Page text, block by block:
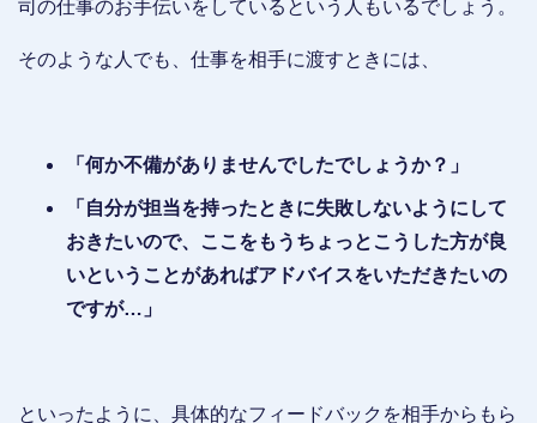
司の仕事のお手伝いをしているという人もいるでしょう。
そのような人でも、仕事を相手に渡すときには、
「何か不備がありませんでしたでしょうか？」
「自分が担当を持ったときに失敗しないようにして
おきたいので、ここをもうちょっとこうした方が良
いということがあればアドバイスをいただきたいの
ですが…」
といったように、具体的なフィードバックを相手からもら